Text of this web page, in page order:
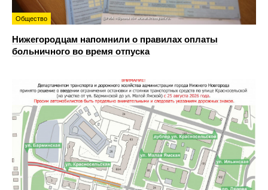
Общество
Нижегородцам напомнили о правилах оплаты
больничного во время отпуска